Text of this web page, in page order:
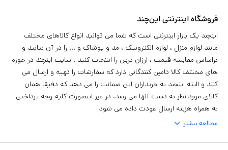
فروشگاه اینترنتی این‌چند
اینچند یک بازار اینترنتی است که شما می توانید انواع کالاهای مختلف
مانند لوازم منزل ، لوازم الکترونیک ، مد و پوشاک و ... را در آن بیابید و
براساس مقایسه قیمت ، ارزان ترین را انتخاب کنید . سایت اینچند در حوزه
های مختلف کالا تامین کنندگانی دارد که سفارشات را تهیه و ارسال می
کنند و البته اینچند به خریداران این ضمانت را می دهد که دقیقا همان
کالای مورد نظر به دست آنها می رسد. در غیر اینصورت کلیه وجه پرداختی
به همراه هزینه ارسال عودت داده می شود
مطالعه بیشتر